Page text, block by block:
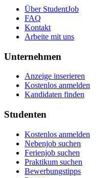
Über StudentJob
FAQ
Kontakt
Arbeite mit uns
Unternehmen
Anzeige inserieren
Kostenlos anmelden
Kandidaten finden
Studenten
Kostenlos anmelden
Nebenjob suchen
Ferienjob suchen
Praktikum suchen
Bewerbungstipps